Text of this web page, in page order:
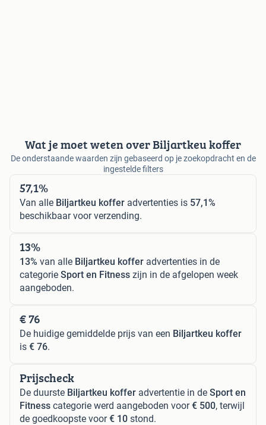
Wat je moet weten over Biljartkeu koffer
De onderstaande waarden zijn gebaseerd op je zoekopdracht en de
ingestelde filters
57,1%
Van alle Biljartkeu koffer advertenties is 57,1%
beschikbaar voor verzending.
13%
13% van alle Biljartkeu koffer advertenties in de
categorie Sport en Fitness zijn in de afgelopen week
aangeboden.
€ 76
De huidige gemiddelde prijs van een Biljartkeu koffer
is € 76.
Prijscheck
De duurste Biljartkeu koffer advertentie in de Sport en
Fitness categorie werd aangeboden voor€ 500, terwijl
de goedkoopste voor€ 10 stond.